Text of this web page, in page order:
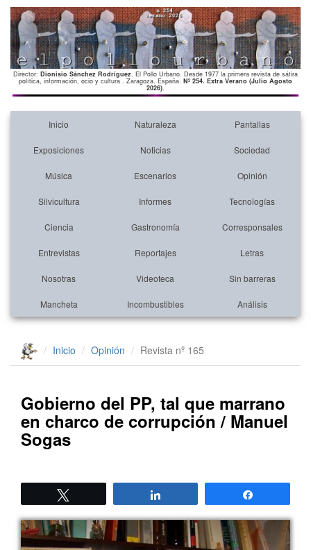
Director: Dionisio Sánchez Rodríguez. El Pollo Urbano. Desde 1977 la primera revista de sátira
política, información, ocio y cultura . Zaragoza. España. Nº 254. Extra Verano (Julio Agosto
2026).
Inicio Naturaleza Pantallas
Exposiciones Noticias Sociedad
Música Escenarios Opinión
Silvicultura Informes Tecnologías
Ciencia Gastronomía Corresponsales
Entrevistas Reportajes Letras
Nosotras Videoteca Sin barreras
Mancheta Incombustibles Análisis
Inicio Opinión Revista nº 165
Gobierno del PP, tal que marrano
en charco de corrupción / Manuel
Sogas